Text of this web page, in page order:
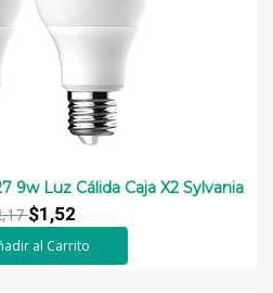
9w Luz Cálida Caja X2 Sylvania
$1,52
al Carrito